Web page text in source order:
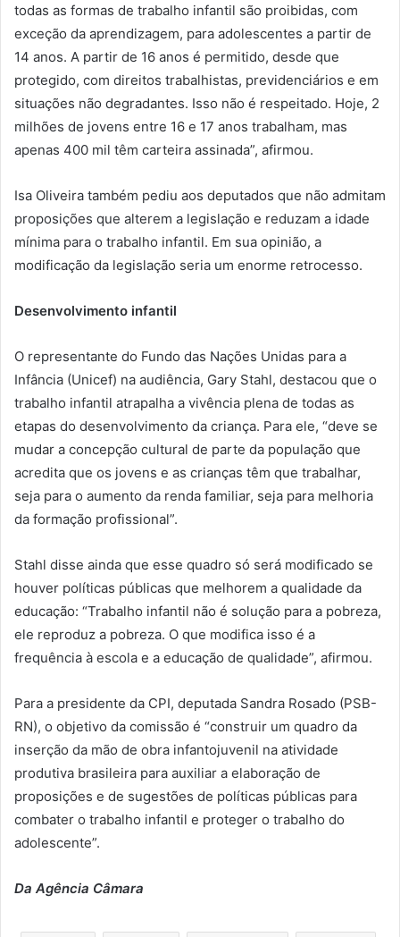
todas as formas de trabalho infantil são proibidas, com
exceção da aprendizagem, para adolescentes a partir de
14 anos. A partir de 16 anos é permitido, desde que
protegido, com direitos trabalhistas, previdenciários e em
situações não degradantes. Isso não é respeitado. Hoje, 2
milhões de jovens entre 16 e 17 anos trabalham, mas
apenas 400 mil têm carteira assinada”, afirmou.
Isa Oliveira também pediu aos deputados que não admitam
proposições que alterem a legislação e reduzam a idade
mínima para o trabalho infantil. Em sua opinião, a
modificação da legislação seria um enorme retrocesso.
Desenvolvimento infantil
O representante do Fundo das Nações Unidas para a
Infância (Unicef) na audiência, Gary Stahl, destacou que o
trabalho infantil atrapalha a vivência plena de todas as
etapas do desenvolvimento da criança. Para ele, “deve se
mudar a concepção cultural de parte da população que
acredita que os jovens e as crianças têm que trabalhar,
seja para o aumento da renda familiar, seja para melhoria
da formação profissional”.
Stahl disse ainda que esse quadro só será modificado se
houver políticas públicas que melhorem a qualidade da
educação: “Trabalho infantil não é solução para a pobreza,
ele reproduz a pobreza. O que modifica isso é a
frequência à escola e a educação de qualidade”, afirmou.
Para a presidente da CPI, deputada Sandra Rosado (PSB-
RN), o objetivo da comissão é “construir um quadro da
inserção da mão de obra infantojuvenil na atividade
produtiva brasileira para auxiliar a elaboração de
proposições e de sugestões de políticas públicas para
combater o trabalho infantil e proteger o trabalho do
adolescente”.
Da Agência Câmara